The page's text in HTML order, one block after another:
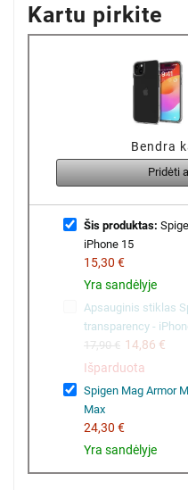
Kartu pirkite
Bendra
Pridėti
Šis produktas:
iPhone 15
15,30 €
Yra sandėlyje
Apsauginis stiklas
transparency -
17,90 € 14,86 €
Išparduota
Spigen Mag Armor
Max
24,30 €
Yra sandėlyje